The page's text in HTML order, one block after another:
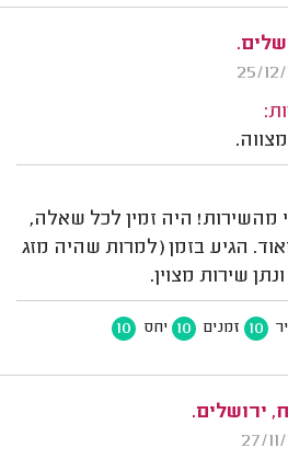
מהשירות! היה זמין לכל שאלה,
הגיע בזמן (למרות שהיה מזג
שירות מצוין.
10 זמנים 10 יחס 10